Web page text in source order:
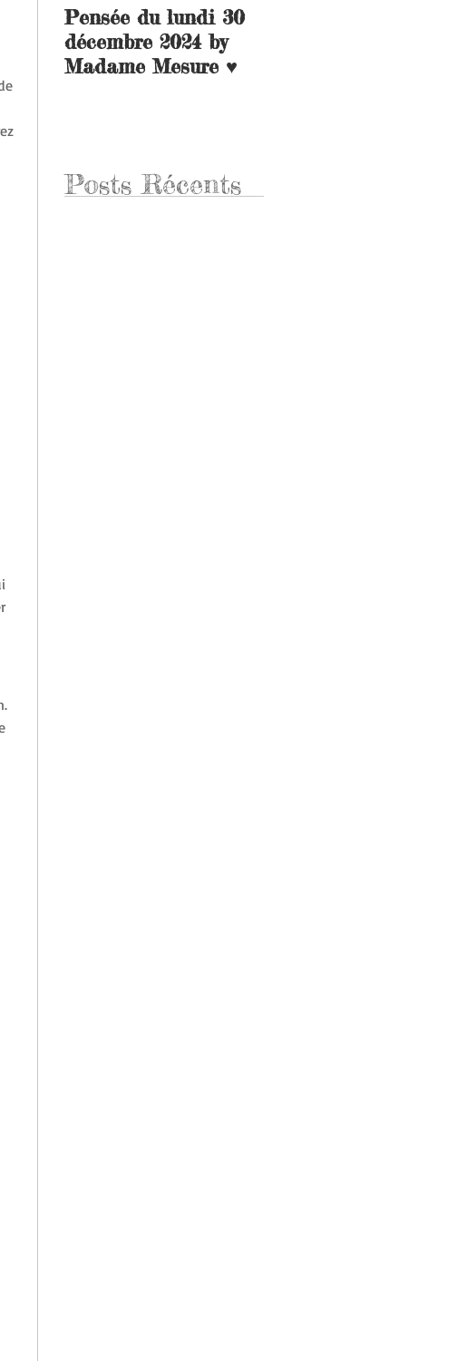
Pensée du lundi 30
décembre 2024 by
Madame Mesure ♥️
Posts Récents